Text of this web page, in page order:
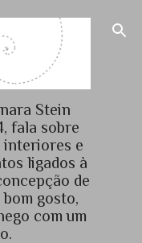
principal
Stein
fala sobre
interiores e
ligados à
de
gosto,
com um